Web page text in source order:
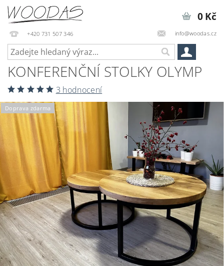
+420 731 507 346 info@woodas.cz
0 Kč
KONFERENČNÍ STOLKY OLYMP
3 hodnocení
Doprava zdarma